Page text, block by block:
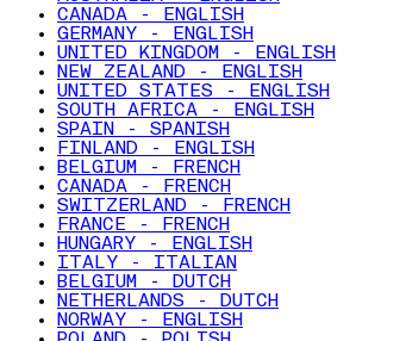
CANADA - ENGLISH
GERMANY - ENGLISH
UNITED KINGDOM - ENGLISH
NEW ZEALAND - ENGLISH
UNITED STATES - ENGLISH
SOUTH AFRICA - ENGLISH
SPAIN - SPANISH
FINLAND - ENGLISH
BELGIUM - FRENCH
CANADA - FRENCH
SWITZERLAND - FRENCH
FRANCE - FRENCH
HUNGARY - ENGLISH
ITALY - ITALIAN
BELGIUM - DUTCH
NETHERLANDS - DUTCH
NORWAY - ENGLISH